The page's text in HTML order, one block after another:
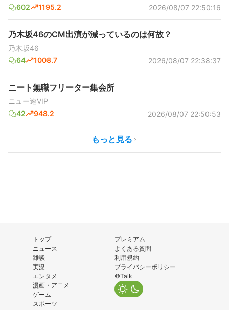
602
1195.2 2026/08/07 22:50:16
乃木坂46のCM出演が減っているのは何故？
乃木坂46
64
1008.7 2026/08/07 22:38:37
ニート無職フリーター集会所
ニュー速VIP
42
948.2 2026/08/07 22:50:53
もっと見る
トップ
ニュース
雑談
実況
エンタメ
漫画・アニメ
ゲーム
スポーツ
プレミアム
よくある質問
利用規約
プライバシーポリシー
©Talk